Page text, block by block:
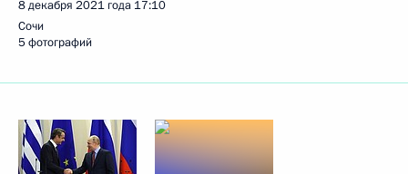
8 декабря 2021 года 17:10
Сочи
5 фотографий